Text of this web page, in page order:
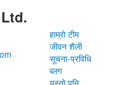
हाम्रो टीम
जीवन शैली
सूचना-प्रविधि
ब्लग